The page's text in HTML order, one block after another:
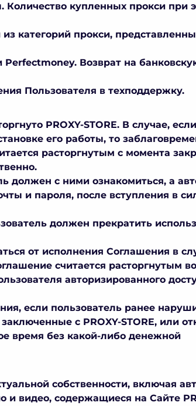
Количество купленных прокси при
категорий прокси,
Возврат на
Пользователя в техподдержку.
PROXY-STORE. В случае,
его работы, то
расторгнутым с момента
должен с ними ознакомиться, а
и пароля, после вступления в
должен прекратить
от исполнения Соглашения в
считается расторгнутым во
авторизированного
если пользователь ранее
с PROXY-STORE, или
время без какой-либо денежной
собственности, включая
и видео, содержащиеся на Сайте